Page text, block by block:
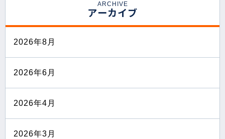
ARCHIVE
アーカイブ
2026年8月
2026年6月
2026年4月
2026年3月